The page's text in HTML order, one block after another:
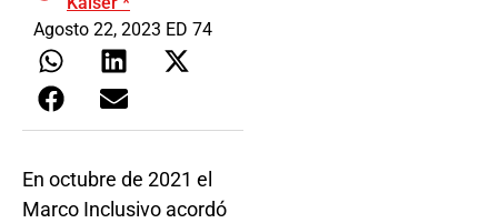
Agosto 22, 2023 ED 74
En octubre de 2021 el
Marco Inclusivo acordó